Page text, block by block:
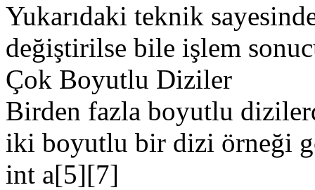
Yukarıdaki teknik
değiştirilse bile işlem
Çok Boyutlu Diziler
Birden fazla boyutlu
iki boyutlu bir dizi örneği
int a[5][7]